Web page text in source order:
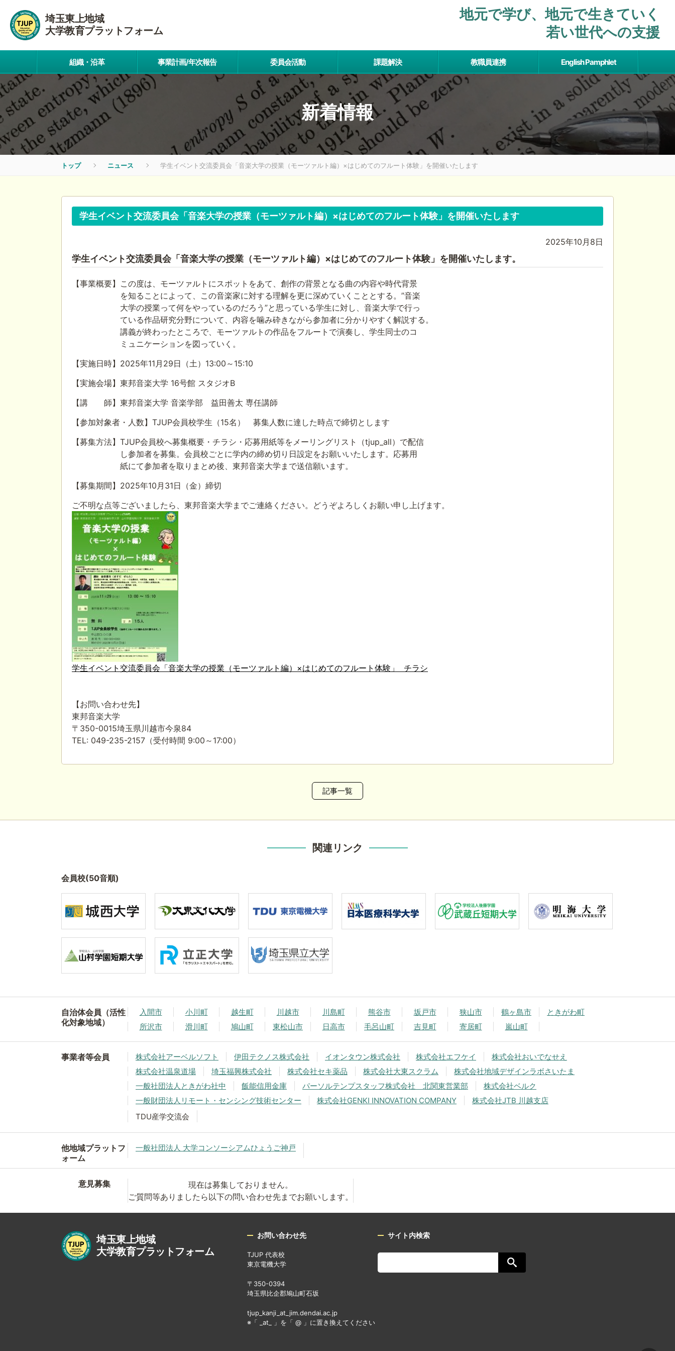
埼玉東上地域
大学教育プラットフォーム
地元で学び、地元で⽣きていく
若い世代への支援
組織・沿革 事業計画/年次報告 委員会活動 課題解決 教職員連携 English Pamphlet
新着情報
トップ ニュース 学生イベント交流委員会「音楽大学の授業（モーツァルト編）×はじめてのフルート体験」を開催いたします
学生イベント交流委員会「音楽大学の授業（モーツァルト編）×はじめてのフルート体験」を開催いたします
2025年10月8日
学生イベント交流委員会「音楽大学の授業（モーツァルト編）×はじめてのフルート体験」を開催いたします。
【事業概要】この度は、モーツァルトにスポットをあて、創作の背景となる曲の内容や時代背景
を知ることによって、この音楽家に対する理解を更に深めていくこととする。”音楽
大学の授業って何をやっているのだろう”と思っている学生に対し、音楽大学で行っ
ている作品研究分野について、内容を噛み砕きながら参加者に分かりやすく解説する。
講義が終わったところで、モーツァルトの作品をフルートで演奏し、学生同士のコ
ミュニケーションを図っていく。
【実施日時】2025年11月29日（土）13:00～15:10
【実施会場】東邦音楽大学 16号館 スタジオB
【講 師】東邦音楽大学 音楽学部 益田善太 専任講師
【参加対象者・人数】TJUP会員校学生（15名） 募集人数に達した時点で締切とします
【募集方法】TJUP会員校へ募集概要・チラシ・応募用紙等をメーリングリスト（tjup_all）で配信
し参加者を募集。会員校ごとに学内の締め切り日設定をお願いいたします。応募用
紙にて参加者を取りまとめ後、東邦音楽大学まで送信願います。
【募集期間】2025年10月31日（金）締切
ご不明な点等ございましたら、東邦音楽大学までご連絡ください。どうぞよろしくお願い申し上げます。
学生イベント交流委員会「音楽大学の授業（モーツァルト編）×はじめてのフルート体験」 チラシ
【お問い合わせ先】
東邦音楽大学
〒350-0015埼玉県川越市今泉84
TEL: 049-235-2157（受付時間 9:00～17:00）
記事一覧
関連リンク
会員校(50音順)
自治体会員（活性
化対象地域）
入間市 小川町 越生町 川越市 川島町 熊谷市 坂戸市 狭山市 鶴ヶ島市
ときがわ町
所沢市
滑川町 鳩山町 東松山市 日高市 毛呂山町 吉見町 寄居町 嵐山町
事業者等会員 株式会社アーベルソフト 伊田テクノス株式会社 イオンタウン株式会社 株式会社エフケイ
株式会社おいでなせえ
株式会社温泉道場
埼玉福興株式会社 株式会社セキ薬品 株式会社大東スクラム
株式会社地域デザインラボさいたま
一般社団法人ときがわ社中
飯能信用金庫 パーソルテンプスタッフ株式会社 北関東営業部
株式会社ベルク
一般財団法人リモート・センシング技術センター
株式会社GENKI INNOVATION COMPANY
株式会社JTB 川越支店
TDU産学交流会
他地域プラットフ
ォーム
一般社団法人 大学コンソーシアムひょうご神戸
意見募集
現在は募集しておりません。
ご質問等ありましたら以下の問い合わせ先までお願いします。
埼玉東上地域
大学教育プラットフォーム
お問い合わせ先
TJUP 代表校
東京電機大学
〒350-0394
埼玉県比企郡鳩山町石坂
tjup_kanji_at_jim.dendai.ac.jp
※「 _at_ 」を「 @ 」に置き換えてください
サイト内検索